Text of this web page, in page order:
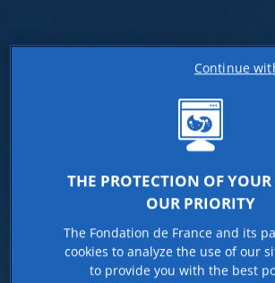
THE PROTECTION OF
OUR PRIORITY
The Fondation de France and its
cookies to analyze the use of our
to provide you with the best
Continue